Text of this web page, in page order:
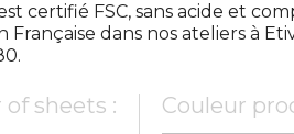
certifié FSC, sans acide et
Française dans nos ateliers à
sheets : Couleur